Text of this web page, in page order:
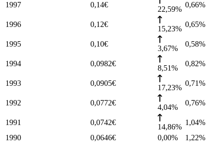
1997 0,14€
22,59%
0,66%
1996 0,12€
15,23%
0,65%
1995 0,10€
3,67%
0,58%
1994 0,0982€
8,51%
0,82%
1993 0,0905€
17,23%
0,71%
1992 0,0772€
4,04%
0,76%
1991 0,0742€
14,86%
1,04%
1990
0,0646€ 0,00% 1,22%